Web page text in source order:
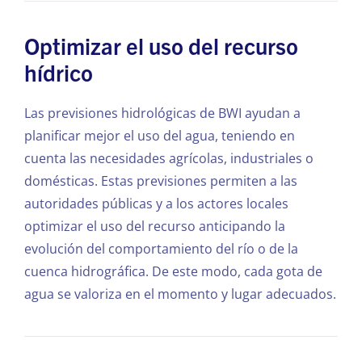
Optimizar el uso del recurso
hídrico
Las previsiones hidrológicas de BWI ayudan a
planificar mejor el uso del agua, teniendo en
cuenta las necesidades agrícolas, industriales o
domésticas. Estas previsiones permiten a las
autoridades públicas y a los actores locales
optimizar el uso del recurso anticipando la
evolución del comportamiento del río o de la
cuenca hidrográfica. De este modo, cada gota de
agua se valoriza en el momento y lugar adecuados.